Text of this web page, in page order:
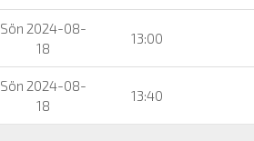
Sön 2024-08-
18
13:00
Sön 2024-08-
18
13:40